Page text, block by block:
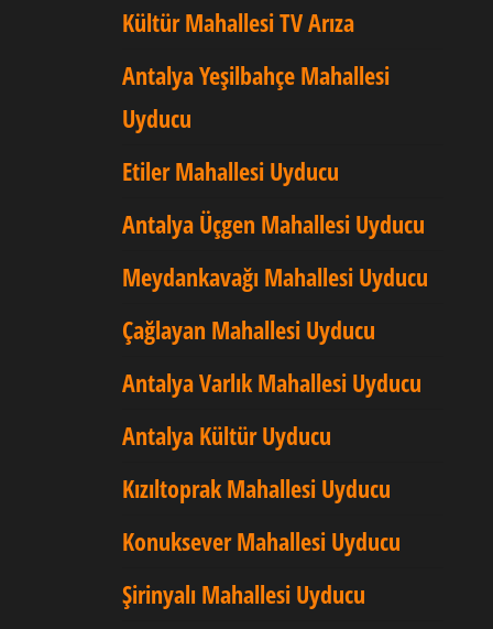
Kültür Mahallesi TV Arıza
Antalya Yeşilbahçe Mahallesi
Uyducu
Etiler Mahallesi Uyducu
Antalya Üçgen Mahallesi Uyducu
Meydankavağı Mahallesi Uyducu
Çağlayan Mahallesi Uyducu
Antalya Varlık Mahallesi Uyducu
Antalya Kültür Uyducu
Kızıltoprak Mahallesi Uyducu
Konuksever Mahallesi Uyducu
Şirinyalı Mahallesi Uyducu